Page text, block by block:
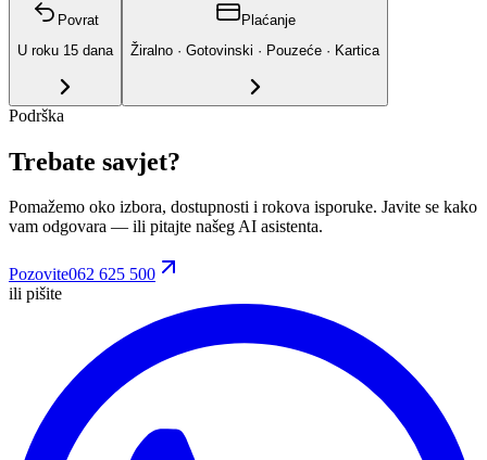
Povrat
U roku 15 dana
Plaćanje
Žiralno · Gotovinski · Pouzeće · Kartica
Podrška
Trebate savjet?
Pomažemo oko izbora, dostupnosti i rokova isporuke. Javite se kako
vam odgovara — ili pitajte našeg AI asistenta.
Pozovite062 625 500
ili pišite